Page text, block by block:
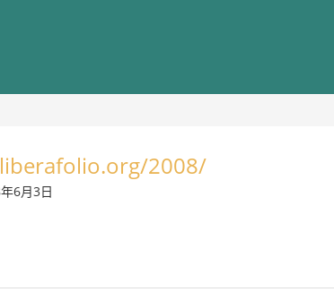
2008/
6月3日